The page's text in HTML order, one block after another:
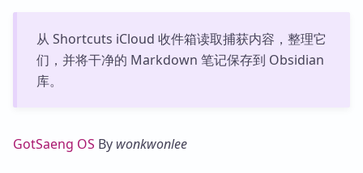
从 Shortcuts iCloud 收件箱读取捕获内容，整理它
们，并将干净的 Markdown 笔记保存到 Obsidian
库。
GotSaeng OS By wonkwonlee